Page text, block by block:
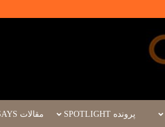
پرونده SPOTLIGHT مقالات ESSAYS